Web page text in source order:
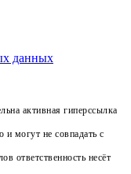
данных
активная гиперссылка
могут не совпадать с
ответственность несёт